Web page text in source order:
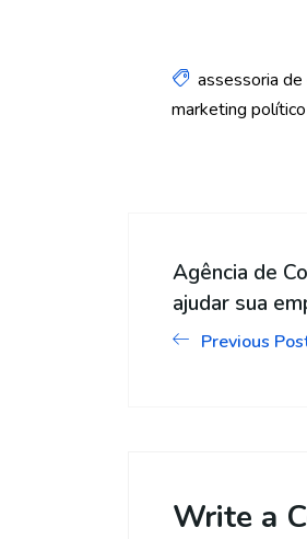
assessoria de
marketing político
Agência de
ajudar sua
Previous
Write a